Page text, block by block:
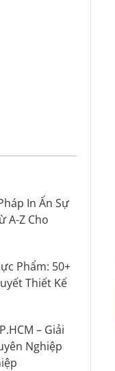
In Ấn Sự
A-Z Cho
Phẩm: 50+
Thiết Kế
– Giải
Nghiệp